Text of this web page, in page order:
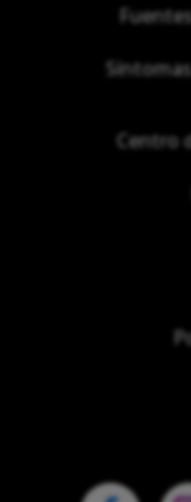
Centro